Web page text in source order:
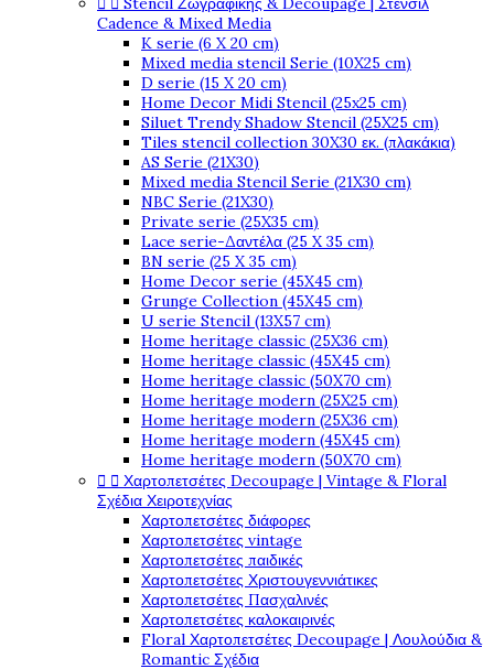
Cadence & Mixed Media
K serie (6 X 20 cm)
Mixed media stencil Serie (10X25 cm)
D serie (15 X 20 cm)
Home Decor Midi Stencil (25x25 cm)
Siluet Trendy Shadow Stencil (25X25 cm)
Tiles stencil collection 30X30 εκ. (πλακάκια)
AS Serie (21X30)
Mixed media Stencil Serie (21X30 cm)
NBC Serie (21X30)
Private serie (25X35 cm)
Lace serie-Δαντέλα (25 X 35 cm)
BN serie (25 X 35 cm)
Home Decor serie (45X45 cm)
Grunge Collection (45X45 cm)
U serie Stencil (13X57 cm)
Home heritage classic (25X36 cm)
Home heritage classic (45X45 cm)
Home heritage classic (50X70 cm)
Home heritage modern (25X25 cm)
Home heritage modern (25X36 cm)
Home heritage modern (45X45 cm)
Home heritage modern (50X70 cm)
  Χαρτοπετσέτες Decoupage | Vintage & Floral
Σχέδια Χειροτεχνίας
Χαρτοπετσέτες διάφορες
Χαρτοπετσέτες vintage
Χαρτοπετσέτες παιδικές
Χαρτοπετσέτες Χριστουγεννιάτικες
Χαρτοπετσέτες Πασχαλινές
Χαρτοπετσέτες καλοκαιρινές
Floral Χαρτοπετσέτες Decoupage | Λουλούδια &
Romantic Σχέδια